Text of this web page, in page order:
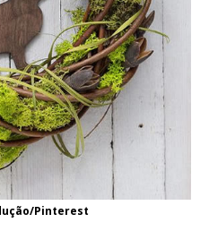
Pinterest